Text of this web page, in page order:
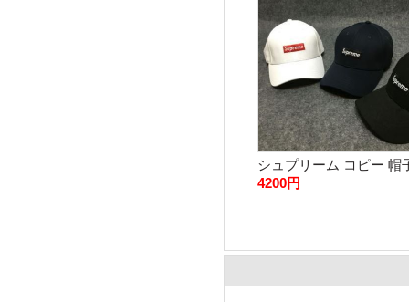
シュプリーム コピー 帽
ャ...
4200円